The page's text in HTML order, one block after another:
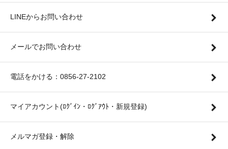
LINEからお問い合わせ
メールでお問い合わせ
電話をかける：0856-27-2102
マイアカウント(ﾛｸﾞｲﾝ・ﾛｸﾞｱｳﾄ・新規登録)
メルマガ登録・解除